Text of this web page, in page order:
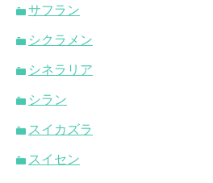
サフラン
シクラメン
シネラリア
シラン
スイカズラ
スイセン